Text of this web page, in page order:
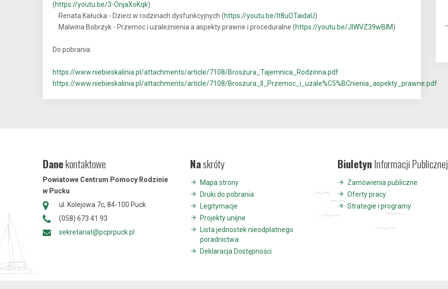
(https://youtu.be/3-OnjaXoKqk)
Renata Kałucka - Dzieci w rodzinach dysfunkcyjnych (https://youtu.be/It8uOTaidaU)
Malwina Bobrzyk - Przemoc i uzależnienia a aspekty prawne i proceduralne (https://youtu.be/JIWVZ39wBlM)
Do pobrania:
https://www.niebieskalinia.pl/attachments/article/7108/Broszura_Tajemnica_Rodzinna.pdf
https://www.niebieskalinia.pl/attachments/article/7108/Broszura_II_Przemoc_i_uzale%C5%BCnienia_aspekty_prawne.pdf
Danekontaktowe
Powiatowe Centrum Pomocy Rodzinie
w Pucku
ul. Kolejowa 7c, 84-100 Puck
(058) 673 41 93
sekretariat@pcprpuck.pl
Naskróty
Mapa strony
Druki do pobrania
Legitymacje
Projekty unijne
Lista jednostek nieodpłatnego
poradnictwa
Deklaracja Dostępności
BiuletynInformacji Publicznej
Zamówienia publiczne
Oferty pracy
Strategie i programy